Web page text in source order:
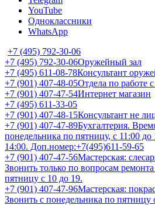
YouTube
Одноклассники
WhatsApp
+7 (495) 792-30-06
+7 (495) 792-30-06Оружейный зал
+7 (495) 611-08-78Консультант
+7 (901) 407-48-05Отдела по работе
+7 (901) 407-47-54Интернет магазин
+7 (495) 611-33-05
+7 (901) 407-48-15Консультант не
+7 (901) 407-47-89Бухгалтерия.
понедельника по пятницу, с 11:00 до
14:00. Доп.номер:+7(495)611-59-65
+7 (901) 407-47-56Мастерская:
Звонить только по вопросам
пятницу с 10 до 19.
+7 (901) 407-47-96Мастерская:
Звонить с понедельника по пятницу